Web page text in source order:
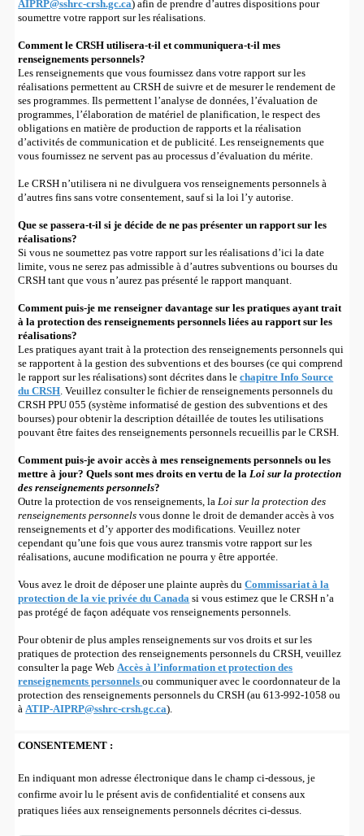
AIPRP@sshrc-crsh.gc.ca) afin de prendre d’autres dispositions pour
soumettre votre rapport sur les réalisations.
Comment le CRSH utilisera-t-il et communiquera-t-il mes
renseignements personnels?
Les renseignements que vous fournissez dans votre rapport sur les
réalisations permettent au CRSH de suivre et de mesurer le rendement de
ses programmes. Ils permettent l’analyse de données, l’évaluation de
programmes, l’élaboration de matériel de planification, le respect des
obligations en matière de production de rapports et la réalisation
d’activités de communication et de publicité. Les renseignements que
vous fournissez ne servent pas au processus d’évaluation du mérite.
Le CRSH n’utilisera ni ne divulguera vos renseignements personnels à
d’autres fins sans votre consentement, sauf si la loi l’y autorise.
Que se passera-t-il si je décide de ne pas présenter un rapport sur les
réalisations?
Si vous ne soumettez pas votre rapport sur les réalisations d’ici la date
limite, vous ne serez pas admissible à d’autres subventions ou bourses du
CRSH tant que vous n’aurez pas présenté le rapport manquant.
Comment puis-je me renseigner davantage sur les pratiques ayant trait
à la protection des renseignements personnels liées au rapport sur les
réalisations?
Les pratiques ayant trait à la protection des renseignements personnels qui
se rapportent à la gestion des subventions et des bourses (ce qui comprend
le rapport sur les réalisations) sont décrites dans lechapitre Info Source
du CRSH. Veuillez consulter le fichier de renseignements personnels du
CRSH PPU 055 (système informatisé de gestion des subventions et des
bourses) pour obtenir la description détaillée de toutes les utilisations
pouvant être faites des renseignements personnels recueillis par le CRSH.
Comment puis-je avoir accès à mes renseignements personnels ou les
mettre à jour? Quels sont mes droits en vertu de laLoi sur la protection
des renseignements personnels?
Outre la protection de vos renseignements, laLoi sur la protection des
renseignements personnels vous donne le droit de demander accès à vos
renseignements et d’y apporter des modifications. Veuillez noter
cependant qu’une fois que vous aurez transmis votre rapport sur les
réalisations, aucune modification ne pourra y être apportée.
Vous avez le droit de déposer une plainte auprès duCommissariat à la
protection de la vie privée du Canada si vous estimez que le CRSH n’a
pas protégé de façon adéquate vos renseignements personnels.
Pour obtenir de plus amples renseignements sur vos droits et sur les
pratiques de protection des renseignements personnels du CRSH, veuillez
consulter la page WebAccès à l’information et protection des
renseignements personnelsou communiquer avec le coordonnateur de la
protection des renseignements personnels du CRSH (au 613-992-1058 ou
àATIP-AIPRP@sshrc-crsh.gc.ca).
CONSENTEMENT :
En indiquant mon adresse électronique dans le champ ci-dessous, je
confirme avoir lu le présent avis de confidentialité et consens aux
pratiques liées aux renseignements personnels décrites ci-dessus.